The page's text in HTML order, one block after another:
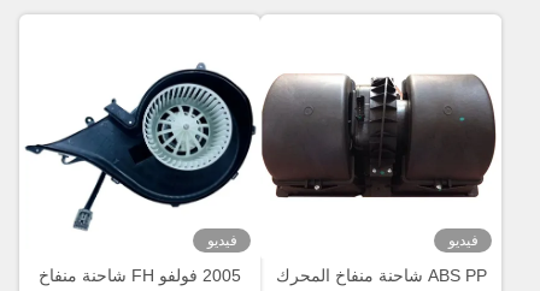
فيديو
ABS PP شاحنة منفاخ المحرك
فيديو
2005 فولفو FH شاحنة منفاخ